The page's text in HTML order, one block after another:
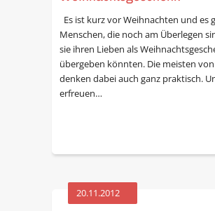
Es ist kurz vor Weihnachten und es
Menschen, die noch am Überlegen
sie ihren Lieben als
übergeben könnten. Die meisten
denken dabei auch ganz praktisch.
erfreuen…
20.11.2012